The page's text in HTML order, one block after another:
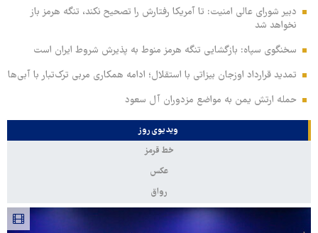
دبیر شورای عالی امنیت: تا آمریکا رفتارش را تصحیح نکند، تنگه هرمز باز
نخواهد شد
سخنگوی سپاه: بازگشایی تنگه هرمز منوط به پذیرش شروط ایران است
تمدید قرارداد اوزجان بیزاتی با استقلال؛ ادامه همکاری مربی ترک‌تبار با آبی‌ها
حمله ارتش یمن به مواضع مزدوران آل سعود
ویدیوی روز
خط قرمز
عکس
رواق